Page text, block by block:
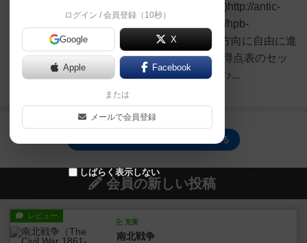
説明書は公開されています♪(＾＾)http://antic-
main.com/wp/wp-content/uploads/hpb-
media/GemScramble-Rule.pdf６方向に自由に進
み(他プレイヤー飛び越えはＮＧ)得点表のセッ
トの宝石や金を採掘する作品です♪...
続きを読む（5年以上前）
ジェム スクランブルのトップに戻る
会員の新しい投稿
レビュー
充実
南北戦争
ログイン / 会員登録（10秒）
Google X
Apple Facebook
または
メールで会員登録
しばらく表示しない